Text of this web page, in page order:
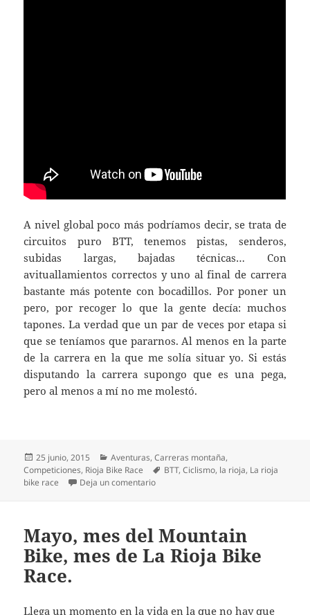
A nivel global poco más podríamos decir, se trata de
circuitos puro BTT, tenemos pistas, senderos,
subidas largas, bajadas técnicas… Con
avituallamientos correctos y uno al final de carrera
bastante más potente con bocadillos. Por poner un
pero, por recoger lo que la gente decía: muchos
tapones. La verdad que un par de veces por etapa si
que se teníamos que pararnos. Al menos en la parte
de la carrera en la que me solía situar yo. Si estás
disputando la carrera supongo que es una pega,
pero al menos a mí no me molestó.
Publicado
el
25 junio, 2015 Categorías
Aventuras,Carreras montaña,
Competiciones, Rioja Bike Race Etiquetas
BTT,Ciclismo, la rioja, La rioja
bike race
Deja un comentarioen La Rioja Bike Race 2015. La
Mayo, mes del Mountain
Bike, mes de La Rioja Bike
Race.
Llega un momento en la vida en la que no hay que